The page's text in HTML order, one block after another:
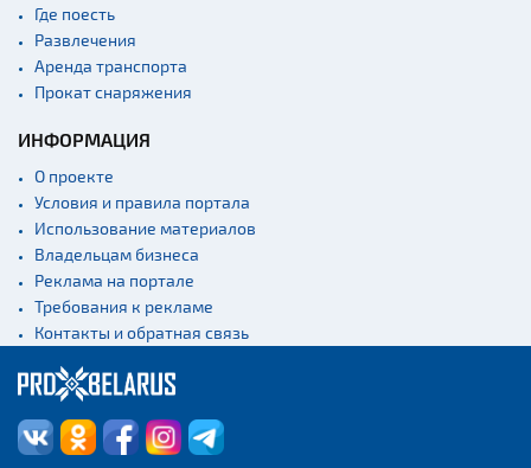
Где поесть
Развлечения
Аренда транспорта
Прокат снаряжения
ИНФОРМАЦИЯ
О проекте
Условия и правила портала
Использование материалов
Владельцам бизнеса
Реклама на портале
Требования к рекламе
Контакты и обратная связь